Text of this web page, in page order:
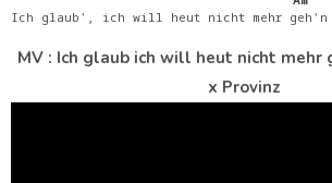
Ich glaub', ich will heut nicht mehr geh'n
MV : Ich glaub ich will heut nicht mehr
x Provinz